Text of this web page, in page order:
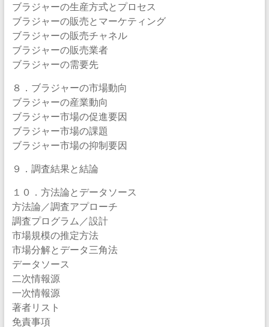
ブラジャーの生産方式とプロセス
ブラジャーの販売とマーケティング
ブラジャーの販売チャネル
ブラジャーの販売業者
ブラジャーの需要先
８．ブラジャーの市場動向
ブラジャーの産業動向
ブラジャー市場の促進要因
ブラジャー市場の課題
ブラジャー市場の抑制要因
９．調査結果と結論
１０．方法論とデータソース
方法論／調査アプローチ
調査プログラム／設計
市場規模の推定方法
市場分解とデータ三角法
データソース
二次情報源
一次情報源
著者リスト
免責事項